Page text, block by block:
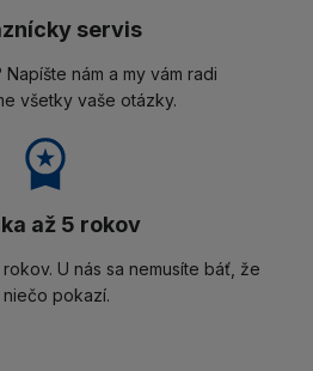
servis
nám a my vám radi
všetky vaše otázky.
až 5 rokov
U nás sa nemusíte báť, že
niečo pokazí.